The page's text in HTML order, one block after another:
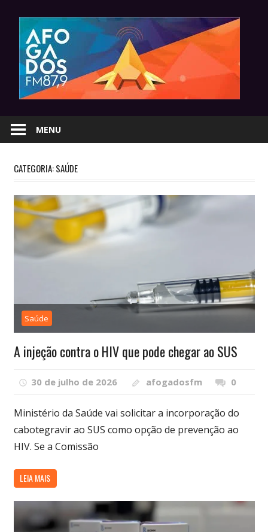
content
MENU
CATEGORIA:SAÚDE
Saúde
A injeção contra o HIV que pode chegar ao SUS
30 de julho de 2026 afogadosfm 0
Ministério da Saúde vai solicitar a incorporação do
cabotegravir ao SUS como opção de prevenção ao
HIV. Se a Comissão
LEIA MAIS